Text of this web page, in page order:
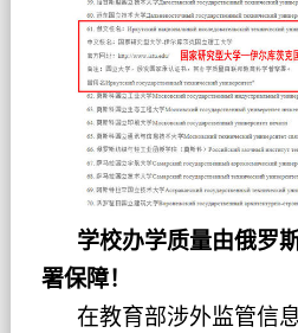
学校办学质量由俄罗
署保障！
在教育部涉外监管信